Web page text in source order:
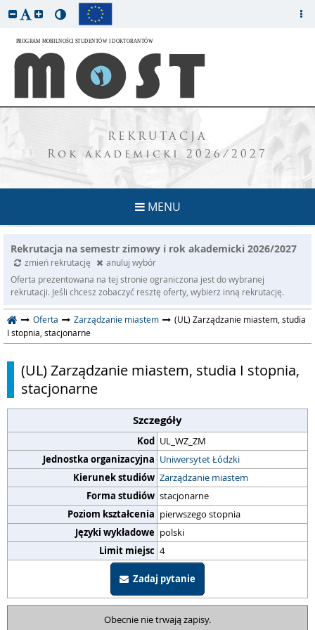
REKRUTACJA
Rok akademicki 2026/2027
MENU
Rekrutacja na semestr zimowy i rok akademicki 2026/2027
zmień rekrutację
anuluj wybór
Oferta prezentowana na tej stronie ograniczona jest do wybranej
rekrutacji. Jeśli chcesz zobaczyć resztę oferty, wybierz inną rekrutację.
Oferta Zarządzanie miastem
(UL) Zarządzanie miastem, studia
I stopnia, stacjonarne
(UL) Zarządzanie miastem, studia I stopnia,
stacjonarne
Szczegóły
Kod UL_WZ_ZM
Jednostka organizacyjna Uniwersytet Łódzki
Kierunek studiów Zarządzanie miastem
Forma studiów stacjonarne
Poziom kształcenia pierwszego stopnia
Języki wykładowe polski
Limit miejsc 4
Zadaj pytanie
Obecnie nie trwają zapisy.